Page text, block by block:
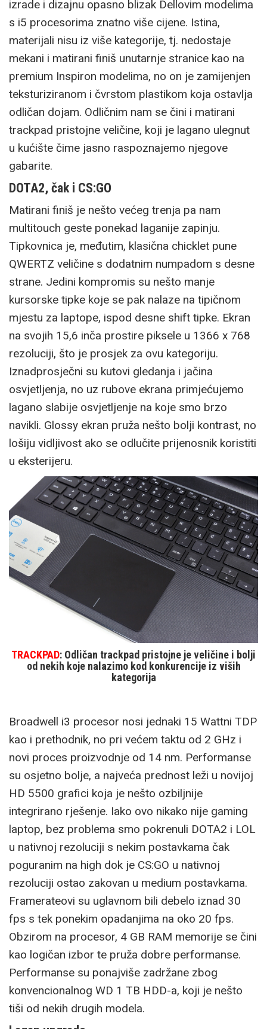
izrade i dizajnu opasno blizak Dellovim modelima
s i5 procesorima znatno više cijene. Istina,
materijali nisu iz više kategorije, tj. nedostaje
mekani i matirani finiš unutarnje stranice kao na
premium Inspiron modelima, no on je zamijenjen
teksturiziranom i čvrstom plastikom koja ostavlja
odličan dojam. Odličnim nam se čini i matirani
trackpad pristojne veličine, koji je lagano ulegnut
u kućište čime jasno raspoznajemo njegove
gabarite.
DOTA2, čak i CS:GO
Matirani finiš je nešto većeg trenja pa nam
multitouch geste ponekad laganije zapinju.
Tipkovnica je, međutim, klasična chicklet pune
QWERTZ veličine s dodatnim numpadom s desne
strane. Jedini kompromis su nešto manje
kursorske tipke koje se pak nalaze na tipičnom
mjestu za laptope, ispod desne shift tipke. Ekran
na svojih 15,6 inča prostire piksele u 1366 x 768
rezoluciji, što je prosjek za ovu kategoriju.
Iznadprosječni su kutovi gledanja i jačina
osvjetljenja, no uz rubove ekrana primjećujemo
lagano slabije osvjetljenje na koje smo brzo
navikli. Glossy ekran pruža nešto bolji kontrast, no
lošiju vidljivost ako se odlučite prijenosnik koristiti
u eksterijeru.
TRACKPAD: Odličan trackpad pristojne je veličine i bolji
od nekih koje nalazimo kod konkurencije iz viših
kategorija
Broadwell i3 procesor nosi jednaki 15 Wattni TDP
kao i prethodnik, no pri većem taktu od 2 GHz i
novi proces proizvodnje od 14 nm. Performanse
su osjetno bolje, a najveća prednost leži u novijoj
HD 5500 grafici koja je nešto ozbiljnije
integrirano rješenje. Iako ovo nikako nije gaming
laptop, bez problema smo pokrenuli DOTA2 i LOL
u nativnoj rezoluciji s nekim postavkama čak
poguranim na high dok je CS:GO u nativnoj
rezoluciji ostao zakovan u medium postavkama.
Framerateovi su uglavnom bili debelo iznad 30
fps s tek ponekim opadanjima na oko 20 fps.
Obzirom na procesor, 4 GB RAM memorije se čini
kao logičan izbor te pruža dobre performanse.
Performanse su ponajviše zadržane zbog
konvencionalnog WD 1 TB HDD-a, koji je nešto
tiši od nekih drugih modela.